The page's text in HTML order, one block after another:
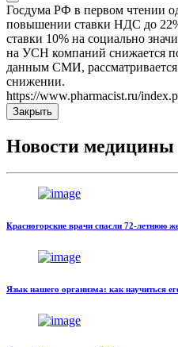
Госдума РФ в первом чтении
повышении ставки НДС до
ставки 10% на социально
на УСН компаний снижается
данным СМИ,
снижении.
https://www.pharmacist.ru/
Закрыть
Новости медицины
Красногорские врачи спасли 72-летнюю
Язык нашего организма: как научиться